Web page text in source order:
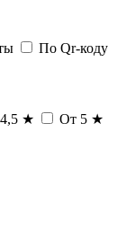
По Qr-коду
★ От 5 ★